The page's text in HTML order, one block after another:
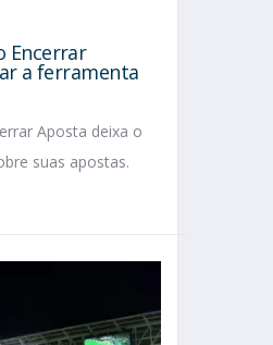
Encerrar
a ferramenta
Aposta deixa o
suas apostas.